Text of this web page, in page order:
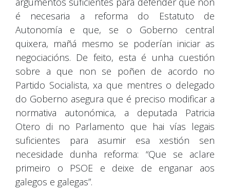
é necesaria a reforma do Estatuto de
Autonomía e que, se o Goberno central
quixera, mañá mesmo se poderían iniciar as
negociacións. De feito, esta é unha cuestión
sobre a que non se poñen de acordo no
Partido Socialista, xa que mentres o delegado
do Goberno asegura que é preciso modificar a
normativa autonómica, a deputada Patricia
Otero di no Parlamento que hai vías legais
suficientes para asumir esa xestión sen
necesidade dunha reforma: “Que se aclare
primeiro o PSOE e deixe de enganar aos
galegos e galegas”.